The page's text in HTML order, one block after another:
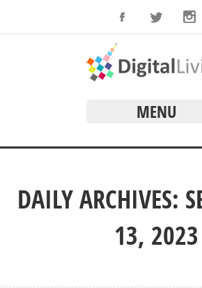
MENU
DAILY ARCHIVES:
13, 2023